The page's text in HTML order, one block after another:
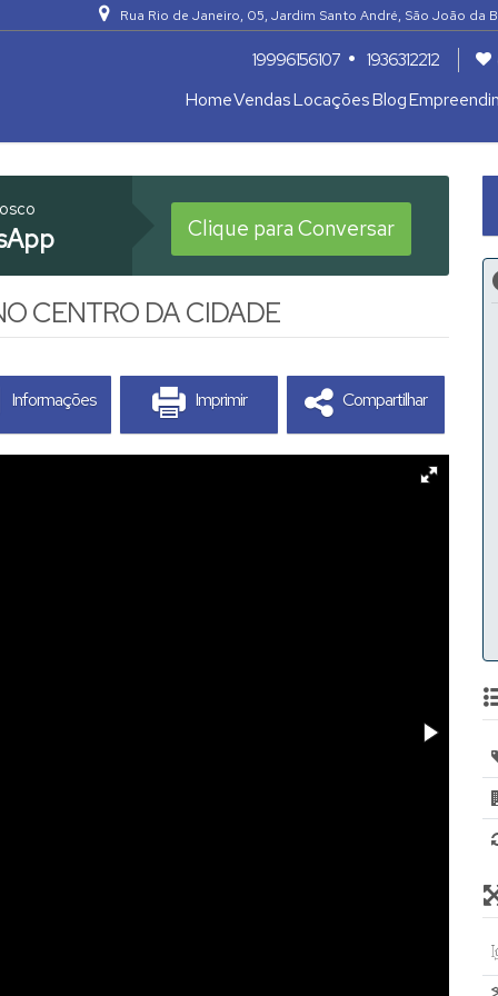
Rua Rio de Janeiro, 05, Jardim Santo André, São João da
19996156107 1936312212
Blog
Locações
Vendas
Home
Clique para Conversar
CENTRO DA CIDADE
Informações Imprimir Compartilhar